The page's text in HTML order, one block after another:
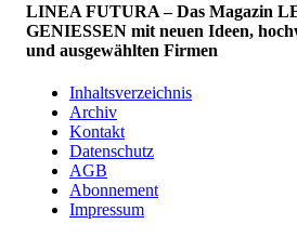
LINEA FUTURA – Das Magazin
GENIESSEN mit neuen Ideen,
und ausgewählten Firmen
Inhaltsverzeichnis
Archiv
Kontakt
Datenschutz
AGB
Abonnement
Impressum